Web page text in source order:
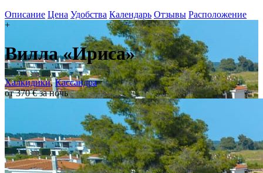
Описание Цена Удобства Календарь Отзывы Расположение
+
Вилла «Ириса»
Халкидики,Кассандра
от 370 € за ночь